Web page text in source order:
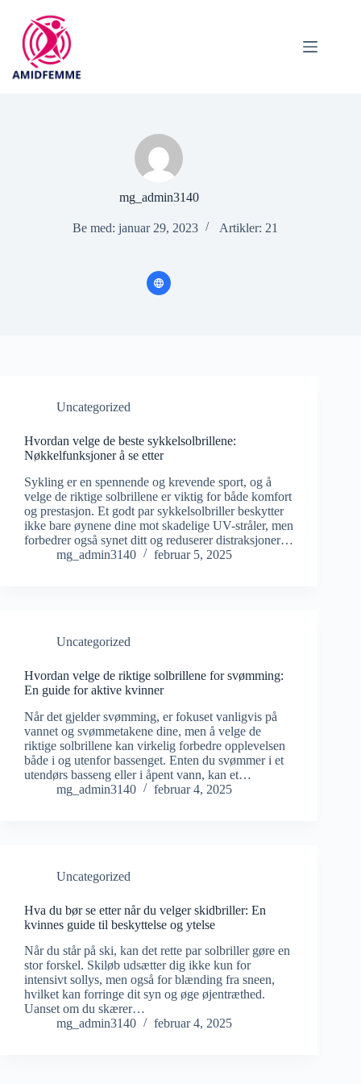
innholdet
mg_admin3140
Be med: januar 29, 2023 Artikler: 21
Uncategorized
Hvordan velge de beste sykkelsolbrillene:
Nøkkelfunksjoner å se etter
Sykling er en spennende og krevende sport, og å
velge de riktige solbrillene er viktig for både komfort
og prestasjon. Et godt par sykkelsolbriller beskytter
ikke bare øynene dine mot skadelige UV-stråler, men
forbedrer også synet ditt og reduserer distraksjoner…
mg_admin3140
februar 5, 2025
Uncategorized
Hvordan velge de riktige solbrillene for svømming:
En guide for aktive kvinner
Når det gjelder svømming, er fokuset vanligvis på
vannet og svømmetakene dine, men å velge de
riktige solbrillene kan virkelig forbedre opplevelsen
både i og utenfor bassenget. Enten du svømmer i et
utendørs basseng eller i åpent vann, kan et…
mg_admin3140
februar 4, 2025
Uncategorized
Hva du bør se etter når du velger skidbriller: En
kvinnes guide til beskyttelse og ytelse
Når du står på ski, kan det rette par solbriller gøre en
stor forskel. Skiløb udsætter dig ikke kun for
intensivt sollys, men også for blænding fra sneen,
hvilket kan forringe dit syn og øge øjentræthed.
Uanset om du skærer…
mg_admin3140
februar 4, 2025